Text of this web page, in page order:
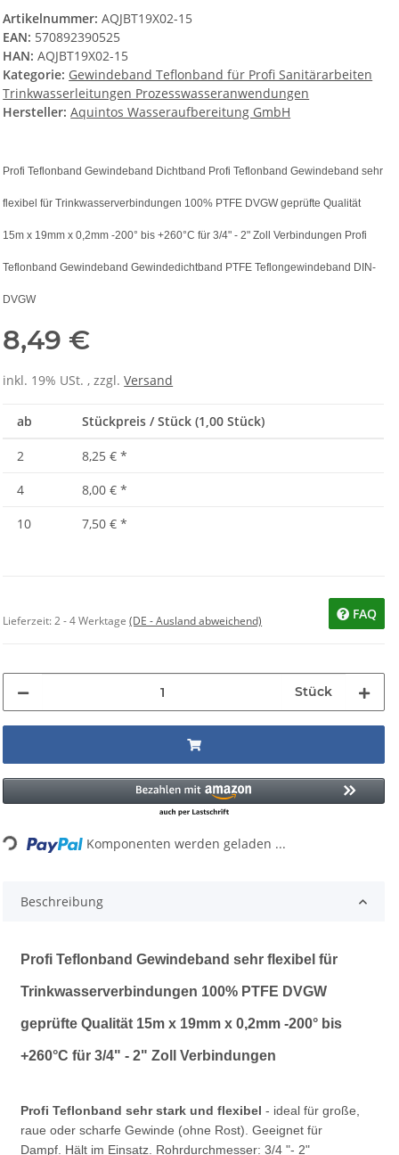
Artikelnummer:AQJBT19X02-15
EAN: 570892390525
HAN: AQJBT19X02-15
Kategorie: Gewindeband Teflonband für Profi Sanitärarbeiten
Trinkwasserleitungen Prozesswasseranwendungen
Hersteller: Aquintos Wasseraufbereitung GmbH
Profi Teflonband Gewindeband Dichtband Profi Teflonband Gewindeband sehr
flexibel für Trinkwasserverbindungen 100% PTFE DVGW geprüfte Qualität
15m x 19mm x 0,2mm -200° bis +260°C für 3/4" - 2" Zoll Verbindungen Profi
Teflonband Gewindeband Gewindedichtband PTFE Teflongewindeband DIN-
DVGW
8,49 €
inkl. 19% USt. , zzgl.Versand
ab Stückpreis / Stück (1,00 Stück)
2 8,25 € *
4
8,00 € *
10
7,50 € *
Lieferzeit:2 - 4 Werktage(DE - Ausland abweichend) FAQ
Stück
Loading... Komponenten werden geladen ...
Beschreibung
Profi Teflonband Gewindeband sehr flexibel für
Trinkwasserverbindungen 100% PTFE DVGW
geprüfte Qualität 15m x 19mm x 0,2mm -200° bis
+260°C für 3/4" - 2" Zoll Verbindungen
Profi Teflonband sehr stark und flexibel - ideal für große,
raue oder scharfe Gewinde (ohne Rost). Geeignet für
Dampf. Hält im Einsatz. Rohrdurchmesser: 3/4 "- 2"